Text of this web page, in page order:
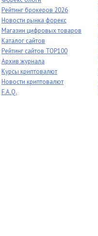
Рейтинг брокеров 2026
Новости рынка форекс
Магазин цифровых товаров
Каталог сайтов
Рейтинг сайтов TOP100
Архив журнала
Курсы криптовалют
Новости криптовалют
F.A.Q.